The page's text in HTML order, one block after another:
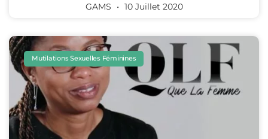
GAMS 10 Juillet 2020
Mutilations Sexuelles Féminines